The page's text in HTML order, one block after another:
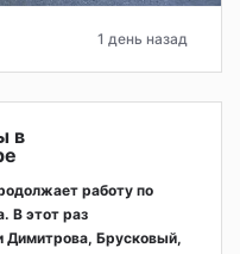
1 день назад
в
работу по
В этот раз
Димитрова, Брусковый,